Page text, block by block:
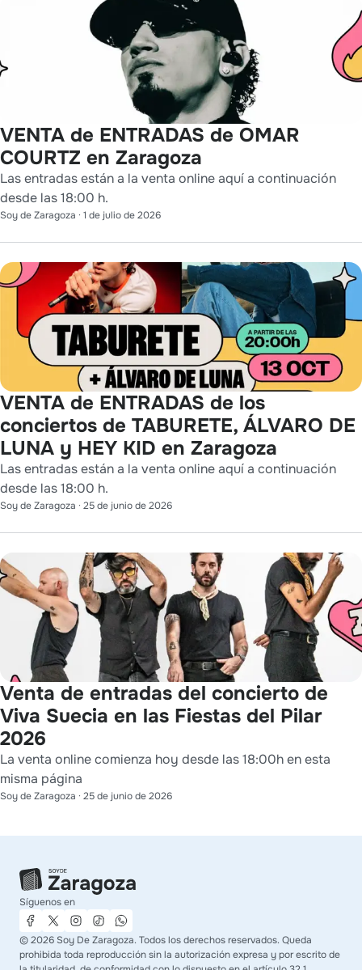
VENTA de ENTRADAS de OMAR
COURTZ en Zaragoza
Las entradas están a la venta online aquí a continuación
desde las 18:00 h.
Soy de Zaragoza · 1 de julio de 2026
VENTA de ENTRADAS de los
conciertos de TABURETE, ÁLVARO DE
LUNA y HEY KID en Zaragoza
Las entradas están a la venta online aquí a continuación
desde las 18:00 h.
Soy de Zaragoza · 25 de junio de 2026
Venta de entradas del concierto de
Viva Suecia en las Fiestas del Pilar
2026
La venta online comienza hoy desde las 18:00h en esta
misma página
Soy de Zaragoza · 25 de junio de 2026
Síguenos en
©2026 Soy De Zaragoza. Todos los derechos reservados. Queda
prohibida toda reproducción sin la autorización expresa y por escrito de